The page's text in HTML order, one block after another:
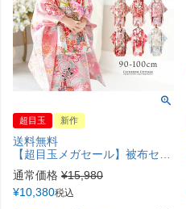
超目玉 新作
送料無料
【超目玉メガセール】被布セット 3歳女の子 七五三 753 三歳 花柄織入り花柄生地着物ワンピース＆同柄被布セット 和装 雛祭り 前撮り ピンク 白 朱 水色 ライラック 90 100 背中ファスナー 花柄 猫柄 古典柄 キャサリンコテージ TAK
通常価格 ¥15,980
¥10,380税込